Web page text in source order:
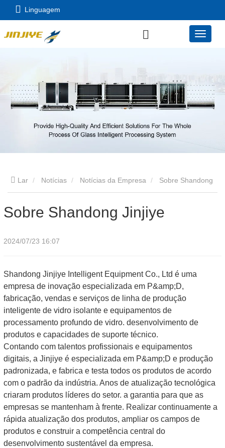
Linguagem
Lar Notícias Notícias da Empresa
Sobre Shandong Jinjiye
2024/07/23 16:07
Shandong Jinjiye Intelligent Equipment Co., Ltd é uma
empresa de inovação especializada em P&amp;D,
fabricação, vendas e serviços de linha de produção
inteligente de vidro isolante e equipamentos de
processamento profundo de vidro. desenvolvimento de
produtos e capacidades de suporte técnico.
Contando com talentos profissionais e equipamentos
digitais, a Jinjiye é especializada em P&amp;D e produção
padronizada, e fabrica e testa todos os produtos de acordo
com o padrão da indústria. Anos de atualização tecnológica
criaram produtos líderes do setor. a garantia para que as
empresas se mantenham à frente. Realizar continuamente a
rápida atualização dos produtos, ampliar os campos de
produtos e construir a competência central do
desenvolvimento sustentável da empresa.